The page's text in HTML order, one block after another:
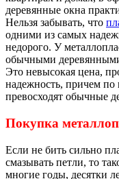
деревянные окна
Нельзя забывать, что
одними из самых
недорого. У
обычными
Это невысокая цена,
надежность, причем по
превосходят обычные
Покупка
Если не бить сильно
смазывать петли, то
многие годы, десятки